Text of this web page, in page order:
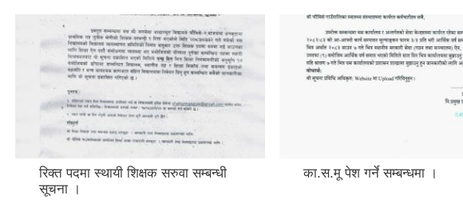
रिक्त पदमा स्थायी शिक्षक सरुवा सम्बन्धी
सूचना ।
का.स.मू पेश गर्ने सम्बन्धमा ।